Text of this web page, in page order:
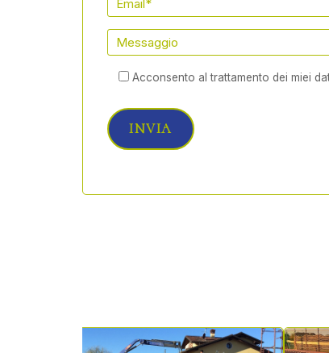
Acconsento al trattamento dei miei